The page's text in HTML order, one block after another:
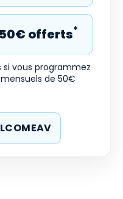
offerts*
vous programmez
de 50€